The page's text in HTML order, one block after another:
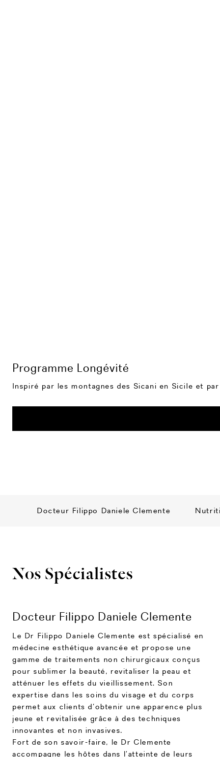
Programme Longévité
Inspiré par les montagnes des Sicani en Sicile et
Docteur Filippo Daniele Clemente
Nos Spécialistes
Docteur Filippo Daniele Clemente
Le Dr Filippo Daniele Clemente est spécialisé en
médecine esthétique avancée et propose une
gamme de traitements non chirurgicaux conçus
pour sublimer la beauté, revitaliser la peau et
atténuer les effets du vieillissement. Son
expertise dans les soins du visage et du corps
permet aux clients d’obtenir une apparence plus
jeune et revitalisée grâce à des techniques
innovantes et non invasives.
Fort de son savoir-faire, le Dr Clemente
accompagne les hôtes dans l’atteinte de leurs